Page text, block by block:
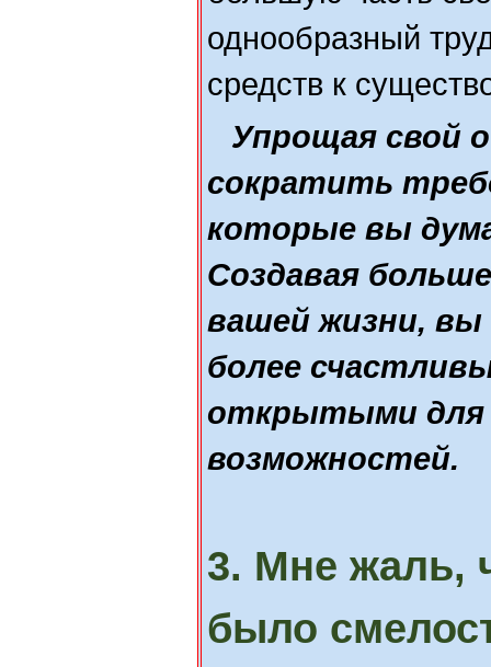
однообразный
средств к
Упрощая свой
сократить
которые вы
Создавая
вашей жизни,
более
открытыми для
возможностей.
3. Мне жаль,
было